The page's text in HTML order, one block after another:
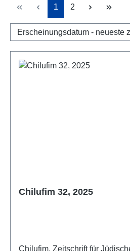
Seite
1 Seite
2
Chilufim 32, 2025
Chilufim. Zeitschrift für